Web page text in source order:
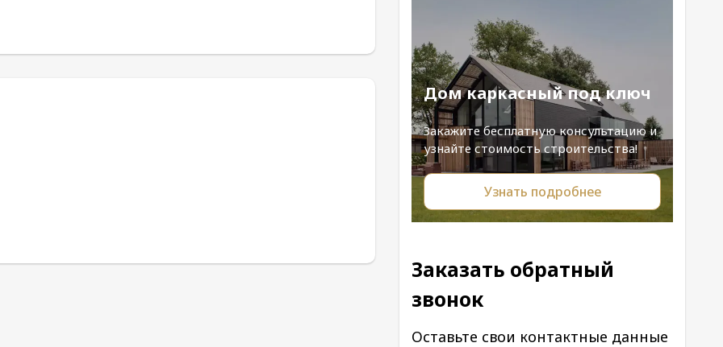
Дом каркасный под ключ
Закажите бесплатную консультацию и
узнайте стоимость строительства!
Узнать подробнее
Заказать обратный
звонок
Оставьте свои контактные данные